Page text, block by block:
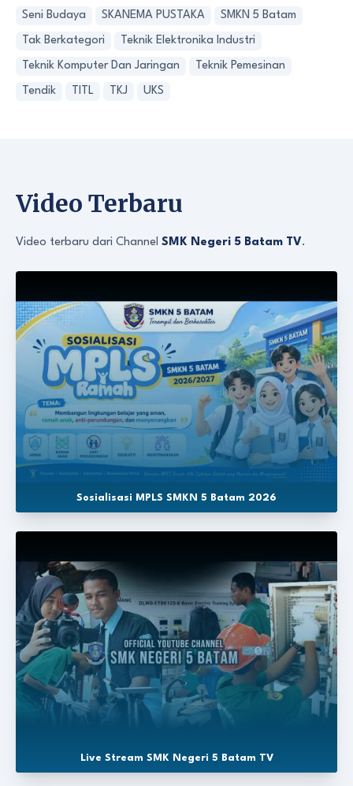
Seni Budaya SKANEMA PUSTAKA SMKN 5 Batam
Tak Berkategori Teknik Elektronika Industri
Teknik Komputer Dan Jaringan Teknik Pemesinan
Tendik TITL TKJ UKS
Video Terbaru
Video terbaru dari Channel SMK Negeri 5 Batam TV.
Sosialisasi MPLS SMKN 5 Batam 2026
Live Stream SMK Negeri 5 Batam TV